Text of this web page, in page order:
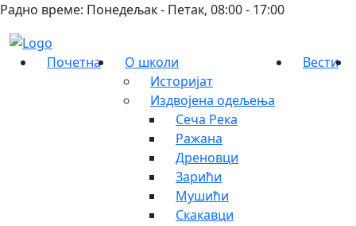
Радно време: Понедељак - Петак, 08:00 - 17:00
Почетна
О школи
Историјат
Издвојена одељења
Сеча Река
Ражана
Дреновци
Зарићи
Мушићи
Скакавци
Вести